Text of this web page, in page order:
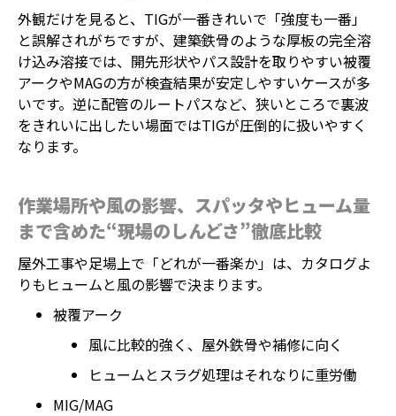
外観だけを見ると、TIGが一番きれいで「強度も一番」
と誤解されがちですが、建築鉄骨のような厚板の完全溶
け込み溶接では、開先形状やパス設計を取りやすい被覆
アークやMAGの方が検査結果が安定しやすいケースが多
いです。逆に配管のルートパスなど、狭いところで裏波
をきれいに出したい場面ではTIGが圧倒的に扱いやすく
なります。
作業場所や風の影響、スパッタやヒューム量
まで含めた“現場のしんどさ”徹底比較
屋外工事や足場上で「どれが一番楽か」は、カタログよ
りもヒュームと風の影響で決まります。
被覆アーク
風に比較的強く、屋外鉄骨や補修に向く
ヒュームとスラグ処理はそれなりに重労働
MIG/MAG